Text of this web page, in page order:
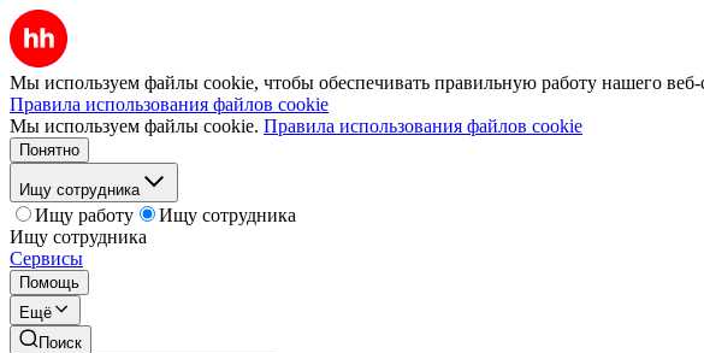
Мы используем файлы cookie, чтобы обеспечивать правильную работу нашего веб-
Правила использования файлов cookie
Мы используем файлы cookie. Правила использования файлов cookie
Понятно
Ищу сотрудника
Ищу работу
Ищу сотрудника
Ищу сотрудника
Сервисы
Помощь
Ещё
Поиск